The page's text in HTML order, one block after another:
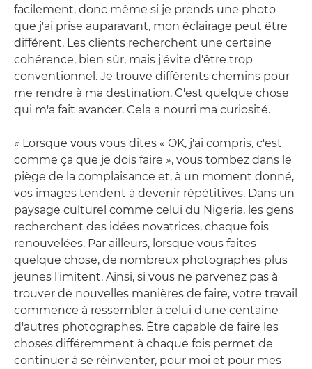
facilement, donc même si je prends une photo
que j'ai prise auparavant, mon éclairage peut être
différent. Les clients recherchent une certaine
cohérence, bien sûr, mais j'évite d'être trop
conventionnel. Je trouve différents chemins pour
me rendre à ma destination. C'est quelque chose
qui m'a fait avancer. Cela a nourri ma curiosité.
« Lorsque vous vous dites « OK, j'ai compris, c'est
comme ça que je dois faire », vous tombez dans le
piège de la complaisance et, à un moment donné,
vos images tendent à devenir répétitives. Dans un
paysage culturel comme celui du Nigeria, les gens
recherchent des idées novatrices, chaque fois
renouvelées. Par ailleurs, lorsque vous faites
quelque chose, de nombreux photographes plus
jeunes l'imitent. Ainsi, si vous ne parvenez pas à
trouver de nouvelles manières de faire, votre travail
commence à ressembler à celui d'une centaine
d'autres photographes. Être capable de faire les
choses différemment à chaque fois permet de
continuer à se réinventer, pour moi et pour mes